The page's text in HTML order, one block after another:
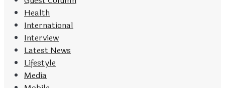
Health
International
Interview
Latest News
Lifestyle
Media